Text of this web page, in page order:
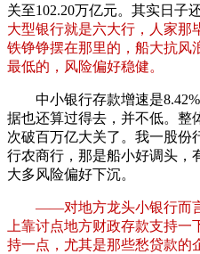
关至102.20万亿元。其实日子
大型银行就是六大行，人家那
铁铮铮摆在那里的，船大抗风
最低的，风险偏好稳健。
中小银行存款增速是
据也还算过得去，并不低。整
次破百万亿大关了。我一股份
行农商行，那是船小好调头，
大多风险偏好下沉。
——对地方龙头小银行而
上靠讨点地方财政存款支持
持一点，尤其是那些愁贷款的